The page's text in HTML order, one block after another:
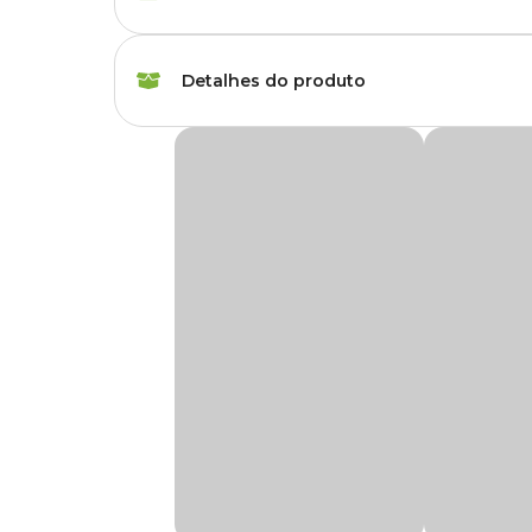
Cor Terracota
Detalhes do produto